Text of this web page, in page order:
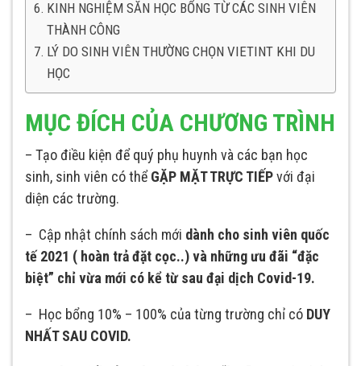
KINH NGHIỆM SĂN HỌC BỔNG TỪ CÁC SINH VIÊN
THÀNH CÔNG
LÝ DO SINH VIÊN THƯỜNG CHỌN VIETINT KHI DU
HỌC
MỤC ĐÍCH CỦA CHƯƠNG TRÌNH
– Tạo điều kiện để quý phụ huynh và các bạn học
sinh, sinh viên có thểGẶP MẶT TRỰC TIẾPvới đại
diện các trường.
– Cập nhật chính sách mới dành cho sinh viên quốc
tế 2021 ( hoàn trả đặt cọc..) và những ưu đãi “đặc
biệt” chỉ vừa mới có kể từ sau đại dịch Covid-19.
– Học bổng 10% – 100% của từng trường chỉ có DUY
NHẤT SAU COVID.